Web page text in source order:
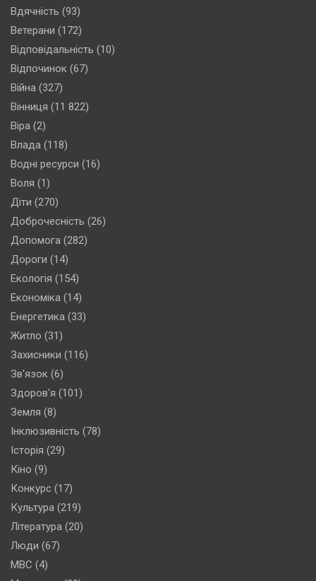
Вдячність (93)
Ветерани (172)
Відповідальність (10)
Відпочинок (67)
Війна (327)
Вінниця (11 822)
Віра (2)
Влада (118)
Водні ресурси (16)
Воля (1)
Діти (270)
Доброчесність (26)
Допомога (282)
Дороги (14)
Екологія (154)
Економіка (14)
Енергетика (33)
Житло (31)
Захисники (116)
Зв'язок (6)
Здоров'я (101)
Земля (8)
Інклюзивність (78)
Історія (29)
Кіно (9)
Конкурс (17)
Культура (219)
Література (20)
Люди (67)
МВС (4)